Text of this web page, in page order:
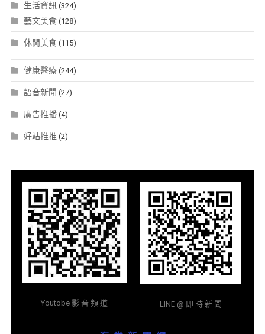
生活資訊(324)
藝文美食(128)
休閒美食(115)
健康醫療(244)
語音新聞 (27)
廣告推播(4)
好站推推 (2)
Youtobe 影 音 頻 道 LINE @ 即 時 新 聞